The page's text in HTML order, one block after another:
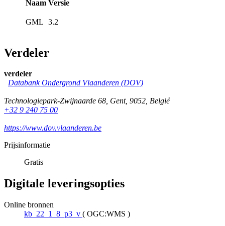
Naam Versie
GML 3.2
Verdeler
verdeler
Databank Ondergrond Vlaanderen (DOV)
Technologiepark-Zwijnaarde 68, Gent, 9052, België
+32 9 240 75 00
https://www.dov.vlaanderen.be
Prijsinformatie
Gratis
Digitale leveringsopties
Online bronnen
kb_22_1_8_p3_v ( OGC:WMS )